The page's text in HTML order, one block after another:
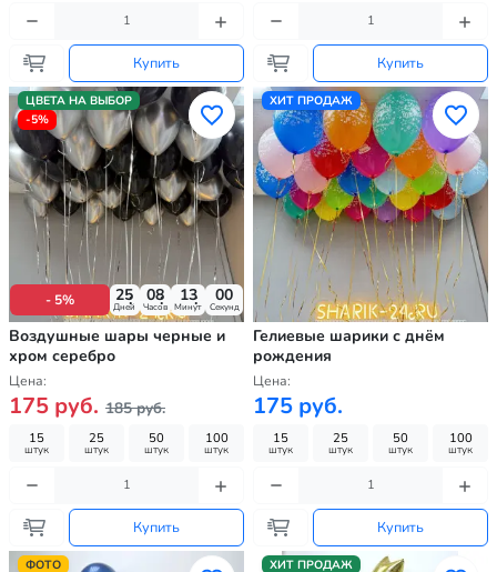
Купить Купить
ЦВЕТА НА ВЫБОР
-5%
- 5% 25
Дней
08
Часов
12
Минут
59
Секунд
Воздушные шары черные и
хром серебро
Цена:
175 руб. 185 руб.
15
штук
25
штук
50
штук
100
штук
Купить
ХИТ ПРОДАЖ
Гелиевые шарики с днём
рождения
Цена:
175 руб.
15
штук
25
штук
50
штук
100
штук
Купить
ФОТО
ХИТ ПРОДАЖ